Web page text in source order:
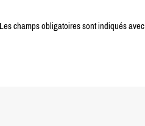
Les champs obligatoires sont indiqués avec